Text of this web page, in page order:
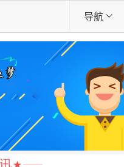
导航